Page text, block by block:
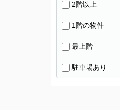
2階以上
1階の物件
最上階
駐車場あり